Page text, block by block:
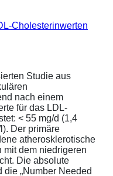
Cholesterinwerten
Studie aus
nach einem
für das LDL-
< 55 mg/d (1,4
Der primäre
atherosklerotische
mit dem niedrigeren
Die absolute
„Number Needed